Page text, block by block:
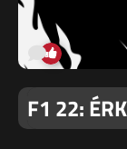
F1 22: